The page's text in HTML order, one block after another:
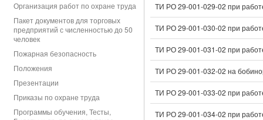
Организация работ по охране труда
Пакет документов для торговых
предприятий с численностью до 50
человек
Пожарная безопасность
Положения
Презентации
Приказы по охране труда
Программы обучения, Тесты,
ТИ РО 29-001-029-02 при
ТИ РО 29-001-030-02 при
ТИ РО 29-001-031-02 при
ТИ РО 29-001-032-02 на
ТИ РО 29-001-033-02 при
ТИ РО 29-001-034-02 при